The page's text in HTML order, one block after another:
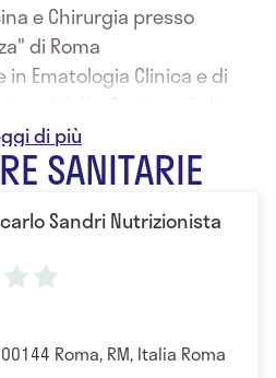
e Chirurgia presso
di Roma
in Ematologia Clinica e di
in Clinica Pediatrica presso
di Roma
in Medicina Interna presso
di Roma
Scienza
l'Università "Tor Vergata"
SANITARIE
Sandri Nutrizionista
Roma, RM, Italia Roma